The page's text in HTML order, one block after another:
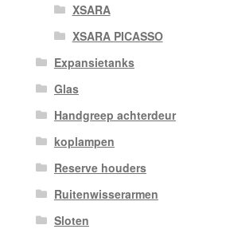
XSARA
XSARA PICASSO
Expansietanks
Glas
Handgreep achterdeur
koplampen
Reserve houders
Ruitenwisserarmen
Sloten